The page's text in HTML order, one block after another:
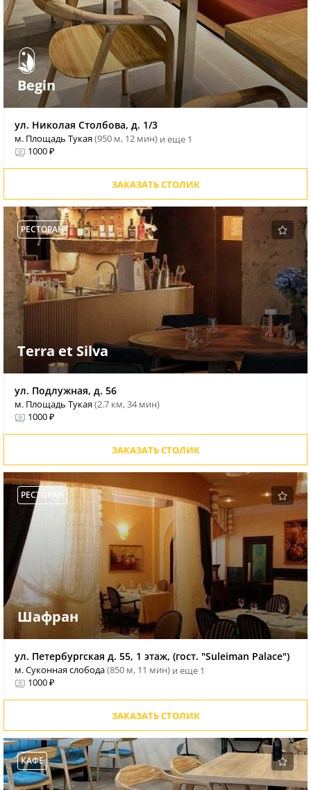
Begin
ул. Николая Столбова, д. 1/3
м. Площадь Тукая(950 м, 12 мин) и еще 1
1000 ₽
ЗАКАЗАТЬ СТОЛИК
РЕСТОРАН
Terra et Silva
ул. Подлужная, д. 56
м. Площадь Тукая(2.7 км, 34 мин)
1000 ₽
ЗАКАЗАТЬ СТОЛИК
РЕСТОРАН
Шафран
ул. Петербургская д. 55, 1 этаж, (гост. "Suleiman Palace")
м. Суконная слобода(850 м, 11 мин) и еще 1
1000 ₽
ЗАКАЗАТЬ СТОЛИК
КАФЕ